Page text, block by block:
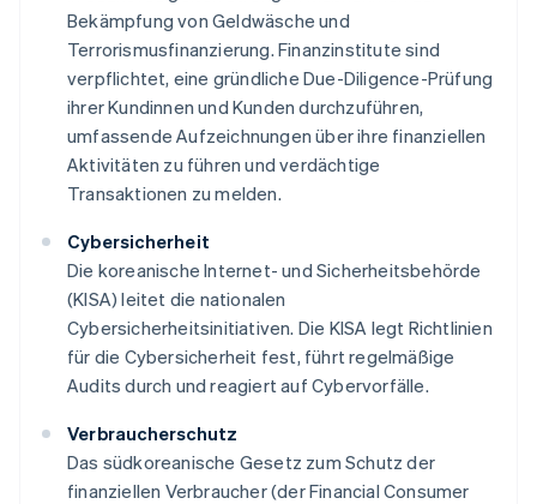
Bekämpfung von Geldwäsche und
Terrorismusfinanzierung. Finanzinstitute sind
verpflichtet, eine gründliche Due-Diligence-Prüfung
ihrer Kundinnen und Kunden durchzuführen,
umfassende Aufzeichnungen über ihre finanziellen
Aktivitäten zu führen und verdächtige
Transaktionen zu melden.
Cybersicherheit
Die koreanische Internet- und Sicherheitsbehörde
(KISA) leitet die nationalen
Cybersicherheitsinitiativen. Die KISA legt Richtlinien
für die Cybersicherheit fest, führt regelmäßige
Audits durch und reagiert auf Cybervorfälle.
Verbraucherschutz
Das südkoreanische Gesetz zum Schutz der
finanziellen Verbraucher (der Financial Consumer